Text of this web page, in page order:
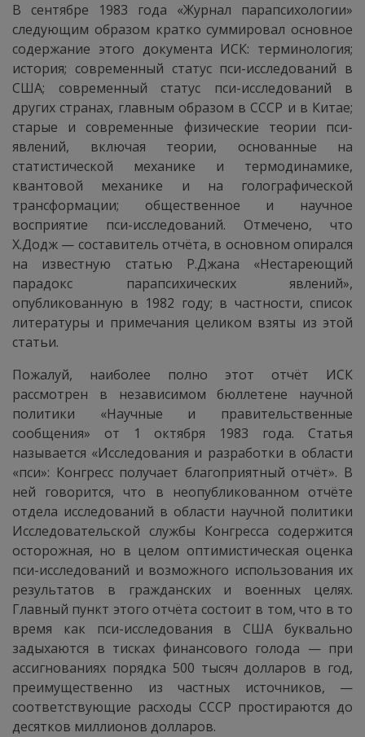
В сентябре 1983 года «Журнал парапсихологии»
следующим образом кратко суммировал основное
содержание этого документа ИСК: терминология;
история; современный статус пси-исследований в
США; современный статус пси-исследований в
других странах, главным образом в СССР и в Китае;
старые и современные физические теории пси-
явлений, включая теории, основанные на
статистической механике и термодинамике,
квантовой механике и на голографической
трансформации; общественное и научное
восприятие пси-исследований. Отмечено, что
X.Додж — составитель отчёта, в основном опирался
на известную статью Р.Джана «Нестареющий
парадокс парапсихических явлений»,
опубликованную в 1982 году; в частности, список
литературы и примечания целиком взяты из этой
статьи.
Пожалуй, наиболее полно этот отчёт ИСК
рассмотрен в независимом бюллетене научной
политики «Научные и правительственные
сообщения» от 1 октября 1983 года. Статья
называется «Исследования и разработки в области
«пси»: Конгресс получает благоприятный отчёт». В
ней говорится, что в неопубликованном отчёте
отдела исследований в области научной политики
Исследовательской службы Конгресса содержится
осторожная, но в целом оптимистическая оценка
пси-исследований и возможного использования их
результатов в гражданских и военных целях.
Главный пункт этого отчёта состоит в том, что в то
время как пси-исследования в США буквально
задыхаются в тисках финансового голода — при
ассигнованиях порядка 500 тысяч долларов в год,
преимущественно из частных источников, —
соответствующие расходы СССР простираются до
десятков миллионов долларов.